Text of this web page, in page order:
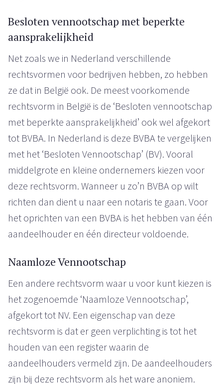
Besloten vennootschap met beperkte
aansprakelijkheid
Net zoals we in Nederland verschillende
rechtsvormen voor bedrijven hebben, zo hebben
ze dat in België ook. De meest voorkomende
rechtsvorm in België is de ‘Besloten vennootschap
met beperkte aansprakelijkheid’ ook wel afgekort
tot BVBA. In Nederland is deze BVBA te vergelijken
met het ‘Besloten Vennootschap’ (BV). Vooral
middelgrote en kleine ondernemers kiezen voor
deze rechtsvorm. Wanneer u zo’n BVBA op wilt
richten dan dient u naar een notaris te gaan. Voor
het oprichten van een BVBA is het hebben van één
aandeelhouder en één directeur voldoende.
Naamloze Vennootschap
Een andere rechtsvorm waar u voor kunt kiezen is
het zogenoemde ‘Naamloze Vennootschap’,
afgekort tot NV. Een eigenschap van deze
rechtsvorm is dat er geen verplichting is tot het
houden van een register waarin de
aandeelhouders vermeld zijn. De aandeelhouders
zijn bij deze rechtsvorm als het ware anoniem.